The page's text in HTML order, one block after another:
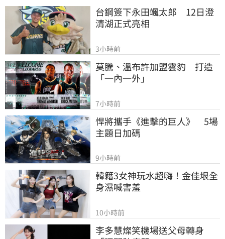
台鋼簽下永田颯太郎　12日澄
清湖正式亮相
3小時前
莫騰、溫布許加盟雲豹　打造
「一內一外」
7小時前
悍將攜手《進擊的巨人》　5場
主題日加碼
9小時前
韓籍3女神玩水超嗨！金佳垠全
身濕喊害羞
10小時前
李多慧燦笑機場送父母轉身